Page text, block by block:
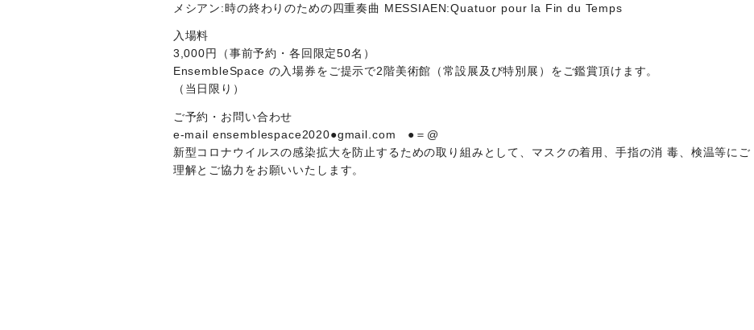
メシアン:時の終わりのための四重奏曲 MESSIAEN:Quatuor pour la Fin du Temps
入場料
3,000円（事前予約・各回限定50名）
EnsembleSpace の入場券をご提示で2階美術館（常設展及び特別展）をご鑑賞頂けます。
（当日限り）
ご予約・お問い合わせ
e-mail ensemblespace2020●gmail.com ●＝@
新型コロナウイルスの感染拡大を防止するための取り組みとして、マスクの着用、手指の消 毒、検温等にご
理解とご協力をお願いいたします。